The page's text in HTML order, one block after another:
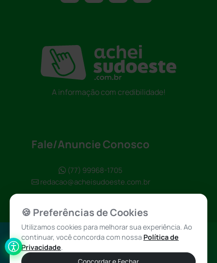
A informação com credibilidade!
Fale/Anuncie Conosco
(77) 99968-1705
redacao@acheisudoeste.com.br
Política de
Privacidade
Achei Sudoeste
© 2026 - Todos
🍪 Preferências de Cookies
Utilizamos cookies para melhorar sua experiência. Ao
continuar, você concorda com nossa Política de
Privacidade.